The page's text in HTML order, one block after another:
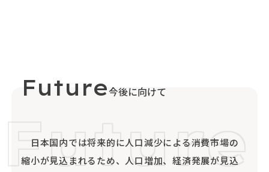
今後に向けて
日本国内では将来的に人口減少による消費市場の
縮小が見込まれるため、人口増加、経済発展が見込